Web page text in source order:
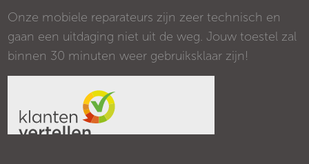
Onze mobiele reparateurs zijn zeer technisch en
gaan een uitdaging niet uit de weg. Jouw toestel zal
binnen 30 minuten weer gebruiksklaar zijn!